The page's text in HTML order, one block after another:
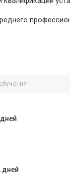
дней